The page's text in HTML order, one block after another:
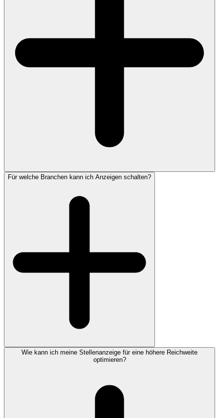
Für welche Branchen kann ich Anzeigen schalten?
Wie kann ich meine Stellenanzeige für eine höhere Reichweite
optimieren?